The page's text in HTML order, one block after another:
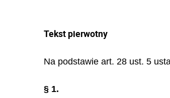
Tekst pierwotny
Na podstawie art. 28 ust. 5
§ 1.